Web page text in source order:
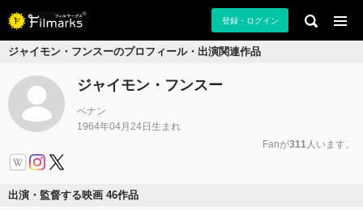
登録・ログイン
ジャイモン・フンスーのプロフィール・出演関連作品
ジャイモン・フンスー
ベナン
1964年04月24日生まれ
Fanが311人います。
出演・監督する映画 46作品